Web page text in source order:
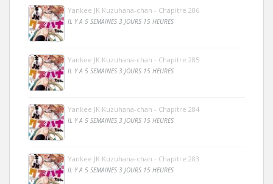
Yankee JK Kuzuhana-chan - Chapitre 286
IL Y A 5 SEMAINES 3 JOURS 15 HEURES
Yankee JK Kuzuhana-chan - Chapitre 285
IL Y A 5 SEMAINES 3 JOURS 15 HEURES
Yankee JK Kuzuhana-chan - Chapitre 284
IL Y A 5 SEMAINES 3 JOURS 15 HEURES
Yankee JK Kuzuhana-chan - Chapitre 283
IL Y A 5 SEMAINES 3 JOURS 15 HEURES